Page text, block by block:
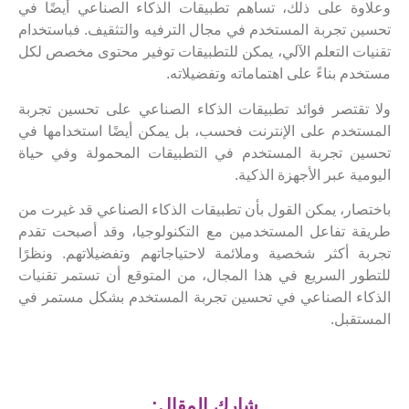
وعلاوة على ذلك، تساهم تطبيقات الذكاء الصناعي أيضًا في
تحسين تجربة المستخدم في مجال الترفيه والتثقيف. فباستخدام
تقنيات التعلم الآلي، يمكن للتطبيقات توفير محتوى مخصص لكل
مستخدم بناءً على اهتماماته وتفضيلاته.
ولا تقتصر فوائد تطبيقات الذكاء الصناعي على تحسين تجربة
المستخدم على الإنترنت فحسب، بل يمكن أيضًا استخدامها في
تحسين تجربة المستخدم في التطبيقات المحمولة وفي حياة
اليومية عبر الأجهزة الذكية.
باختصار، يمكن القول بأن تطبيقات الذكاء الصناعي قد غيرت من
طريقة تفاعل المستخدمين مع التكنولوجيا، وقد أصبحت تقدم
تجربة أكثر شخصية وملائمة لاحتياجاتهم وتفضيلاتهم. ونظرًا
للتطور السريع في هذا المجال، من المتوقع أن تستمر تقنيات
الذكاء الصناعي في تحسين تجربة المستخدم بشكل مستمر في
المستقبل.